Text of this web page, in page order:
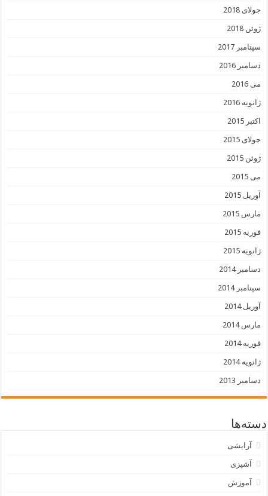
جولای 2018
ژوئن 2018
سپتامبر 2017
دسامبر 2016
می 2016
ژانویه 2016
اکتبر 2015
جولای 2015
ژوئن 2015
می 2015
آوریل 2015
مارس 2015
فوریه 2015
ژانویه 2015
دسامبر 2014
سپتامبر 2014
آوریل 2014
مارس 2014
فوریه 2014
ژانویه 2014
دسامبر 2013
دسته‌ها
آرایشی
آشپزی
آموزش